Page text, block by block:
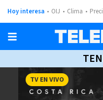
Hoy interesa OIJ Clima
TV EN VIVO